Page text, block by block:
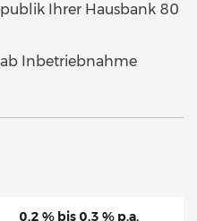
Ihrer Hausbank 80
Inbetriebnahme
0,2 % bis 0,3 % p.a.